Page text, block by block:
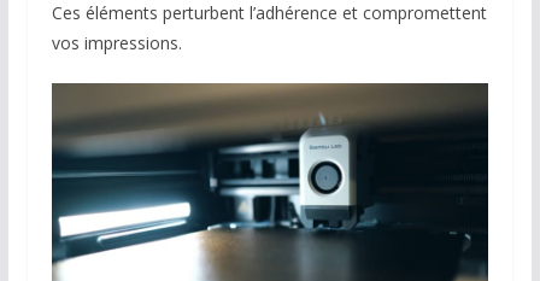
Ces éléments perturbent l’adhérence et compromettent
vos impressions.